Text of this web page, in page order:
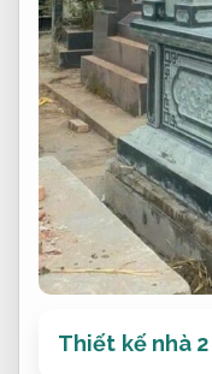
Thiết kế nhà